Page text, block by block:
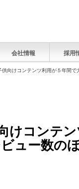
会社情報 採用
向けコンテンツ利用が５年間で
けコンテ
ュー数の